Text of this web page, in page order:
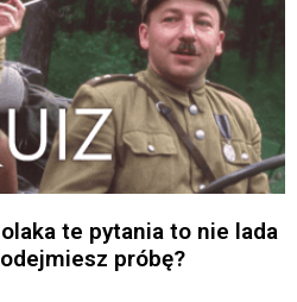
te pytania to nie lada
próbę?